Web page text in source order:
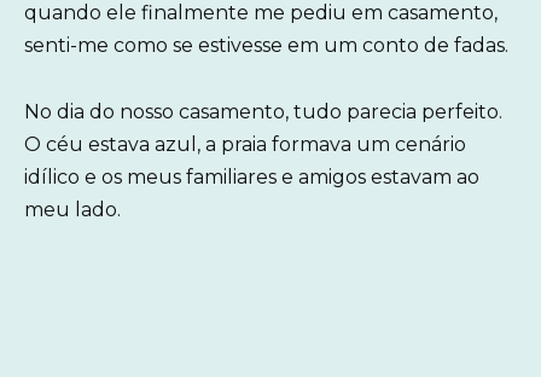
quando ele finalmente me pediu em casamento,
senti-me como se estivesse em um conto de fadas.
No dia do nosso casamento, tudo parecia perfeito.
O céu estava azul, a praia formava um cenário
idílico e os meus familiares e amigos estavam ao
meu lado.